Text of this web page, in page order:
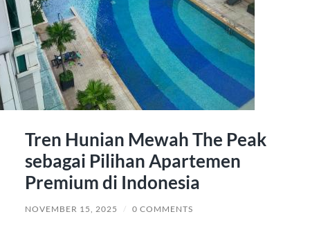
Tren Hunian Mewah The Peak
sebagai Pilihan Apartemen
Premium di Indonesia
NOVEMBER 15, 2025 / 0 COMMENTS